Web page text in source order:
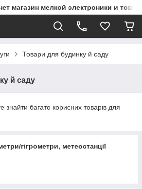
магазин мелкой электроники и
Товари для будинку й саду
й саду
знайти багато корисних товарів для
гігрометри, метеостанції